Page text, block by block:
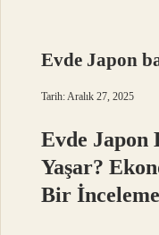
Evde Japon
Tarih: Aralık 27, 2025
Evde Japon
Yaşar?
Bir İnceleme